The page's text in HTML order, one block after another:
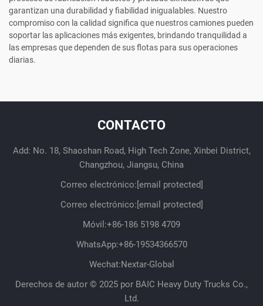
garantizan una durabilidad y fiabilidad inigualables. Nuestro
compromiso con la calidad significa que nuestros camiones pueden
soportar las aplicaciones más exigentes, brindando tranquilidad a
las empresas que dependen de sus flotas para sus operaciones
diarias.
CONTACTO
Add: No. 18, Shaoshan Road, High Tech Zone, Xinbei District,
Changzhou, Jiangsu, China
Correo electrónico:[email protected]
Correo electrónico:[email protected]
Móvil:+86-186 5198 4709
WhatsApp:+86-19534366570
Wechat:Nextar-Global
Derechos de autor © 2025 por BAIC Heavy Duty Trucks Co.,
Ltd.